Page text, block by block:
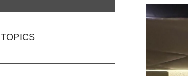
TOPICS